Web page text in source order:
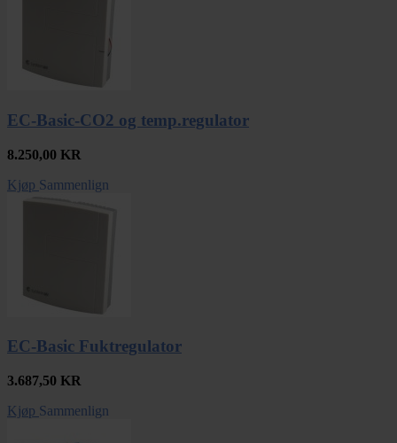
EC-Basic-CO2 og temp.regulator
8.250,00 KR
Kjøp Sammenlign
EC-Basic Fuktregulator
3.687,50 KR
Kjøp Sammenlign